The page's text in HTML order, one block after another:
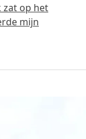
zat op het
mijn